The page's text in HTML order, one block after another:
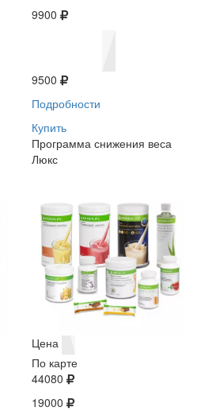
9900
9500
Подробности
Купить
Программа снижения веса
Люкс
Цена
По карте
44080
19000